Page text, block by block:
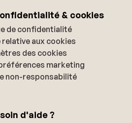
& cookies
de confidentialité
aux cookies
des cookies
marketing
non-responsabilité
d'aide ?